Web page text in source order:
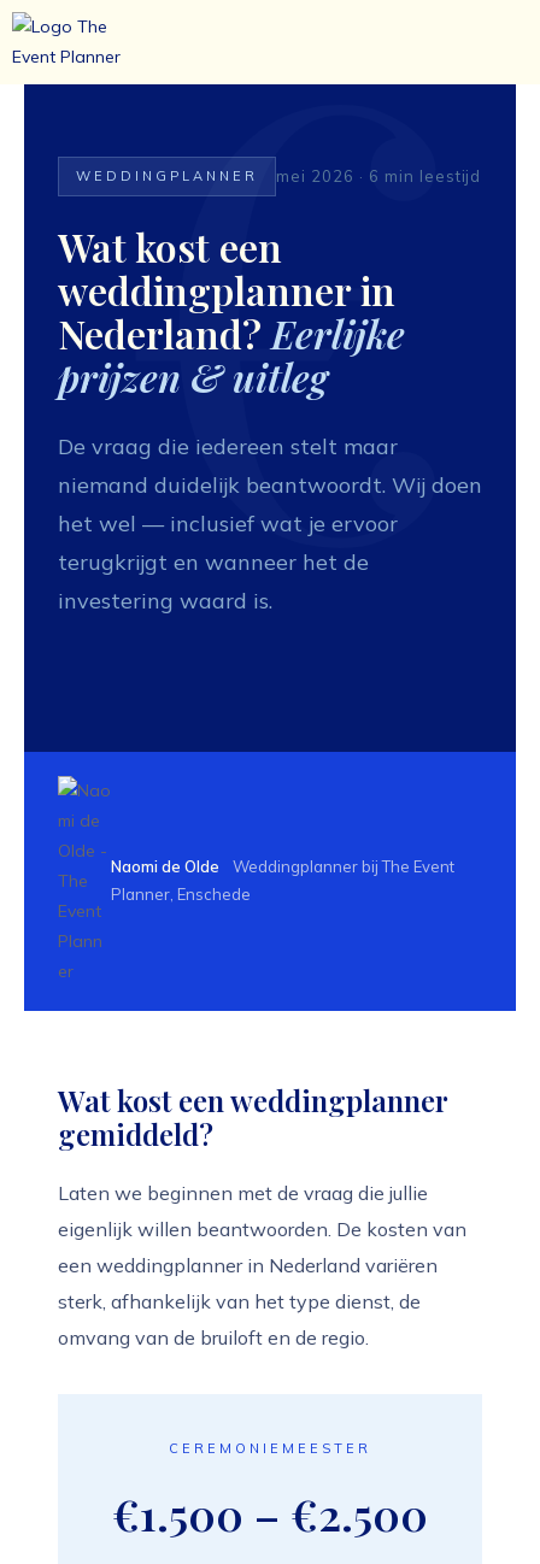
Ga
WEDDINGPLANNER mei 2026 · 6 min leestijd
Wat kost een
weddingplanner in
Nederland? Eerlijke
prijzen & uitleg
De vraag die iedereen stelt maar
niemand duidelijk beantwoordt. Wij doen
het wel — inclusief wat je ervoor
terugkrijgt en wanneer het de
investering waard is.
Naomi de Olde
Weddingplanner bij The Event
Planner, Enschede
Wat kost een weddingplanner
gemiddeld?
Laten we beginnen met de vraag die jullie
eigenlijk willen beantwoorden. De kosten van
een weddingplanner in Nederland variëren
sterk, afhankelijk van het type dienst, de
omvang van de bruiloft en de regio.
CEREMONIEMEESTER
€1.500 – €2.500